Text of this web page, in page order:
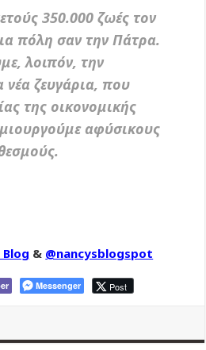
350.000 ζωές τον
πόλη σαν την Πάτρα.
λοιπόν, την
νέα ζευγάρια, που
της οικονομικής
αφύσικους
Blog & @nancysblogspot
Messenger Post